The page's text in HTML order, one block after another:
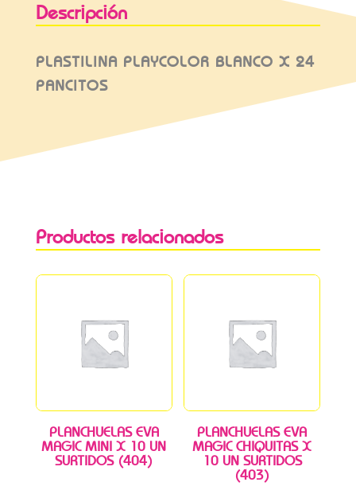
Descripción
PLASTILINA PLAYCOLOR BLANCO X 24
PANCITOS
Productos relacionados
PLANCHUELAS EVA
MAGIC MINI X 10 UN
SURTIDOS (404)
PLANCHUELAS EVA
MAGIC CHIQUITAS X
10 UN SURTIDOS
(403)